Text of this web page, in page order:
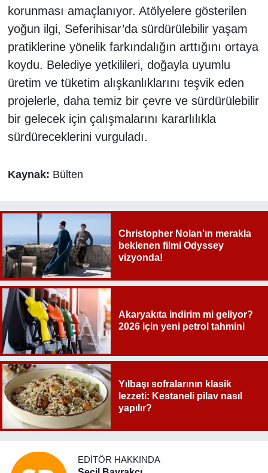
korunması amaçlanıyor. Atölyelere gösterilen
yoğun ilgi, Seferihisar’da sürdürülebilir yaşam
pratiklerine yönelik farkındalığın arttığını ortaya
koydu. Belediye yetkilileri, doğayla uyumlu
üretim ve tüketim alışkanlıklarını teşvik eden
projelerle, daha temiz bir çevre ve sürdürülebilir
bir gelecek için çalışmalarını kararlılıkla
sürdüreceklerini vurguladı.
Kaynak: Bülten
Christopher Nolan’ın merakla
beklenen filmi Odyssey
vizyonda!
Akaryakıta indirim mi geliyor?
2026 için yeni petrol tahmini
Yılbaşı sofralarının klasik
lezzeti: Kestaneli pilav nasıl
yapılır?
EDITÖR HAKKINDA